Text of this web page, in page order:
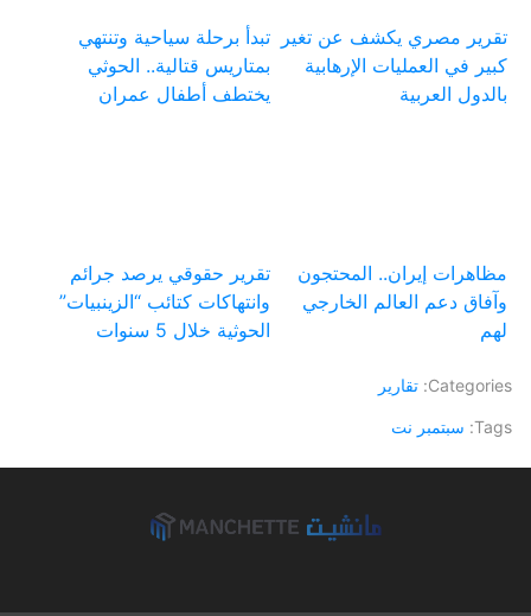
تقرير مصري يكشف عن تغير
كبير في العمليات الإرهابية
بالدول العربية
تبدأ برحلة سياحية وتنتهي
بمتاريس قتالية.. الحوثي
يختطف أطفال عمران
مظاهرات إيران.. المحتجون
وآفاق دعم العالم الخارجي
لهم
تقرير حقوقي يرصد جرائم
وانتهاكات كتائب “الزينبيات”
الحوثية خلال 5 سنوات
Categories: تقارير
Tags: سبتمبر نت